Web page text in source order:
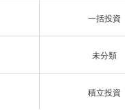
一括投資
未分類
積立投資